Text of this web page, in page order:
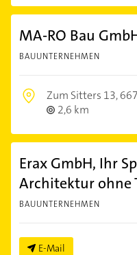
MA-RO Bau
BAUUNTERNEHMEN
Zum Sitters 13,
2,6 km
Erax GmbH, Ihr
Architektur ohne
BAUUNTERNEHMEN
E-Mail